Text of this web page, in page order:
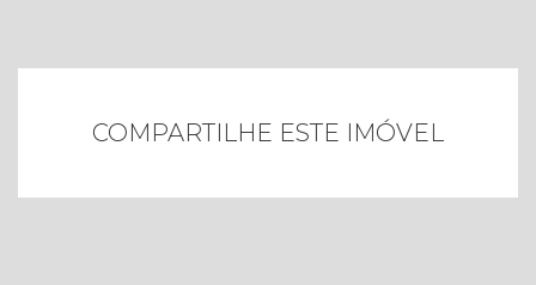
COMPARTILHE ESTE IMÓVEL